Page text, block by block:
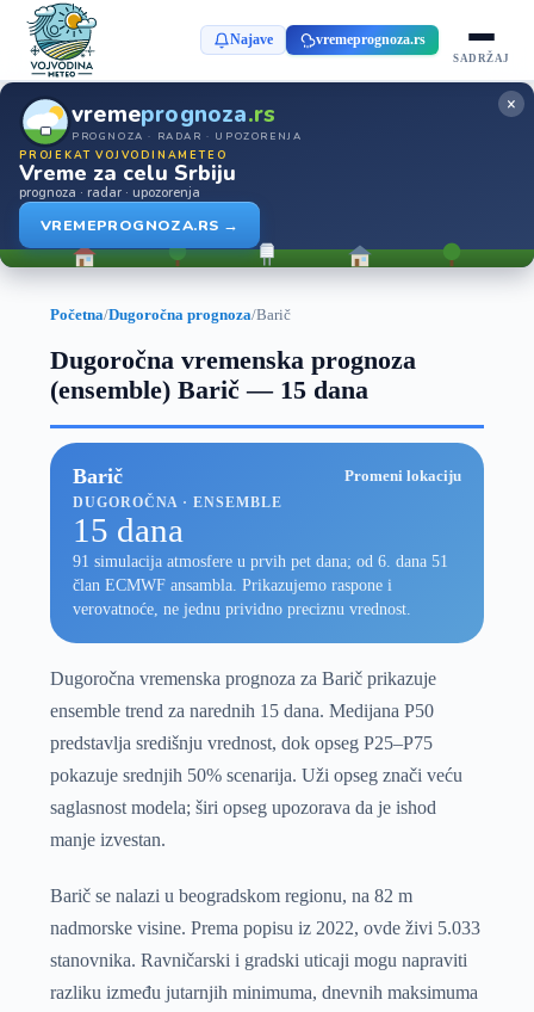
Najave vremeprognoza.rs
SADRŽAJ
vremeprognoza.rs
PROGNOZA · RADAR · UPOZORENJA
PROJEKAT VOJVODINAMETEO
Vreme za celu Srbiju
prognoza · radar · upozorenja
VREMEPROGNOZA.RS →
×
Početna/Dugoročna prognoza/Barič
Dugoročna vremenska prognoza
(ensemble) Barič — 15 dana
Barič Promeni lokaciju
DUGOROČNA · ENSEMBLE
15 dana
91 simulacija atmosfere u prvih pet dana; od 6. dana 51
član ECMWF ansambla. Prikazujemo raspone i
verovatnoće, ne jednu prividno preciznu vrednost.
Dugoročna vremenska prognoza za Barič prikazuje
ensemble trend za narednih 15 dana. Medijana P50
predstavlja središnju vrednost, dok opseg P25–P75
pokazuje srednjih 50% scenarija. Uži opseg znači veću
saglasnost modela; širi opseg upozorava da je ishod
manje izvestan.
Barič se nalazi u beogradskom regionu, na 82 m
nadmorske visine. Prema popisu iz 2022, ovde živi 5.033
stanovnika. Ravničarski i gradski uticaji mogu napraviti
razliku između jutarnjih minimuma, dnevnih maksimuma